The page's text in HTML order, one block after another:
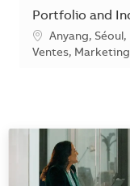
Portfolio and
Emplacement
Anyang,
Catégorie
Ventes,